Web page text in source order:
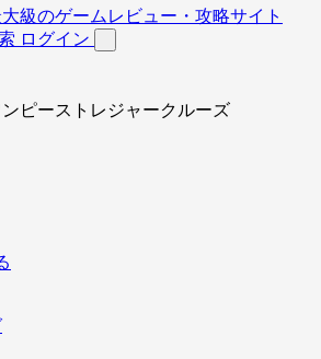
ログイン
ピーストレジャークルーズ